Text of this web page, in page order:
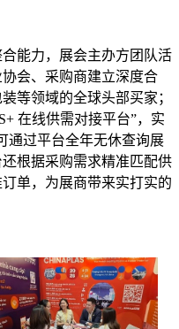
能力，展会主办方团队活
会、采购商建立深度合
等领域的全球头部买家；
在线供需对接平台”，实
过平台全年无休查询展
根据采购需求精准匹配供
单，为展商带来实打实的